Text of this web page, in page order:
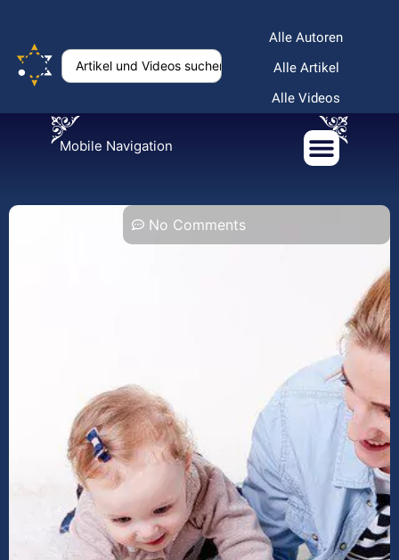
Alle Autoren
Alle Artikel
Alle Videos
Mobile Navigation
No Comments